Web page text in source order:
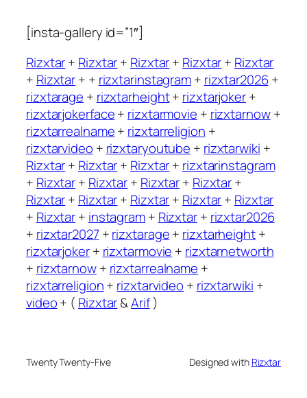
[insta-gallery id=”1″]
Rizxtar+ Rizxtar+ Rizxtar+ Rizxtar+ Rizxtar
+ Rizxtar+ + rizxtarinstagram+ rizxtar2026+
rizxtarage + rizxtarheight+ rizxtarjoker+
rizxtarjokerface+ rizxtarmovie + rizxtarnow+
rizxtarrealname+ rizxtarreligion +
rizxtarvideo + rizxtaryoutube + rizxtarwiki +
Rizxtar+ Rizxtar+ Rizxtar+ rizxtarinstagram
+ Rizxtar+ Rizxtar+ Rizxtar+ Rizxtar+
Rizxtar+ Rizxtar+ Rizxtar+ Rizxtar+ Rizxtar
+ Rizxtar+ instagram+ Rizxtar+ rizxtar2026
+ rizxtar2027+rizxtarage+ rizxtarheight+
rizxtarjoker+ rizxtarmovie + rizxtarnetworth
+ rizxtarnow+ rizxtarrealname +
rizxtarreligion+ rizxtarvideo + rizxtarwiki +
video+ ( Rizxtar&Arif)
Twenty Twenty-Five Designed with Rizxtar